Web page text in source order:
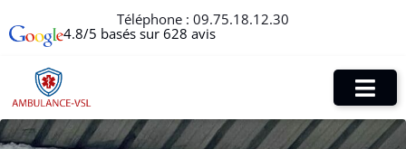
Téléphone : 09.75.18.12.30
4.8/5 basés sur 628 avis